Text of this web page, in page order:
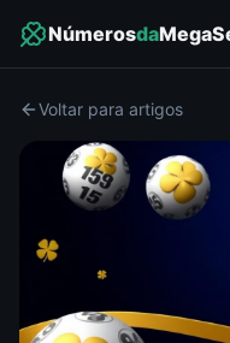
Númerosda
Voltar para artigos